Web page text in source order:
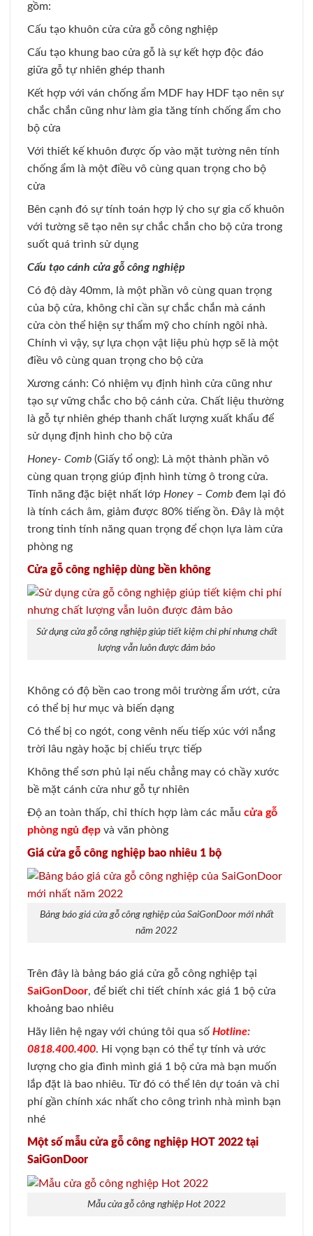
gồm:
Cấu tạo khuôn cửa cửa gỗ công nghiệp
Cấu tạo khung bao cửa gỗ là sự kết hợp độc đáo
giữa gỗ tự nhiên ghép thanh
Kết hợp với ván chống ẩm MDF hay HDF tạo nên sự
chắc chắn cũng như làm gia tăng tính chống ẩm cho
bộ cửa
Với thiết kế khuôn được ốp vào mặt tường nên tính
chống ẩm là một điều vô cùng quan trọng cho bộ
cửa
Bên cạnh đó sự tính toán hợp lý cho sự gia cố khuôn
với tường sẽ tạo nên sự chắc chắn cho bộ cửa trong
suốt quá trình sử dụng
Cấu tạo cánh cửa gỗ công nghiệp
Có độ dày 40mm, là một phần vô cùng quan trọng
của bộ cửa, không chỉ cần sự chắc chắn mà cánh
cửa còn thể hiện sự thẩm mỹ cho chính ngôi nhà.
Chính vì vậy, sự lựa chọn vật liệu phù hợp sẽ là một
điều vô cùng quan trọng cho bộ cửa
Xương cánh: Có nhiệm vụ định hình cửa cũng như
tạo sự vững chắc cho bộ cánh cửa. Chất liệu thường
là gỗ tự nhiên ghép thanh chất lượng xuất khẩu để
sử dụng định hình cho bộ cửa
Honey- Comb (Giấy tổ ong): Là một thành phần vô
cùng quan trọng giúp định hình từng ô trong cửa.
Tính năng đặc biệt nhất lớp Honey – Comb đem lại đó
là tính cách âm, giảm được 80% tiếng ồn. Đây là một
trong tinh tính năng quan trọng để chọn lựa làm cửa
phòng ng
Cửa gỗ công nghiệp dùng bền không
Sử dụng cửa gỗ công nghiệp giúp tiết kiệm chi phí nhưng chất
lượng vẫn luôn được đảm bảo
Không có độ bền cao trong môi trường ẩm ướt, cửa
có thể bị hư mục và biến dạng
Có thể bị co ngót, cong vênh nếu tiếp xúc với nắng
trời lâu ngày hoặc bị chiếu trực tiếp
Không thể sơn phủ lại nếu chẳng may có chầy xước
bề mặt cánh cửa như gỗ tự nhiên
Độ an toàn thấp, chỉ thích hợp làm các mẫu cửa gỗ
phòng ngủ đẹp và văn phòng
Giá cửa gỗ công nghiệp bao nhiêu 1 bộ
Bảng báo giá cửa gỗ công nghiệp của SaiGonDoor mới nhất
năm 2022
Trên đây là bảng báo giá cửa gỗ công nghiệp tại
SaiGonDoor, để biết chi tiết chính xác giá 1 bộ cửa
khoảng bao nhiêu
Hãy liên hệ ngay với chúng tôi qua số Hotline:
0818.400.400. Hi vọng bạn có thể tự tính và ước
lượng cho gia đình mình giá 1 bộ cửa mà bạn muốn
lắp đặt là bao nhiêu. Từ đó có thể lên dự toán và chi
phí gần chính xác nhất cho công trình nhà mình bạn
nhé
Một số mẫu cửa gỗ công nghiệp HOT 2022 tại
SaiGonDoor
Mẫu cửa gỗ công nghiệp Hot 2022